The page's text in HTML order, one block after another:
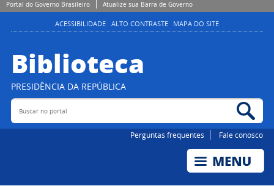
Portal do Governo Brasileiro Atualize sua Barra de Governo
ACESSIBILIDADE ALTO CONTRASTE MAPA DO SITE
Biblioteca
PRESIDÊNCIA DA REPÚBLICA
Buscar no portal
Perguntas frequentes Fale conosco